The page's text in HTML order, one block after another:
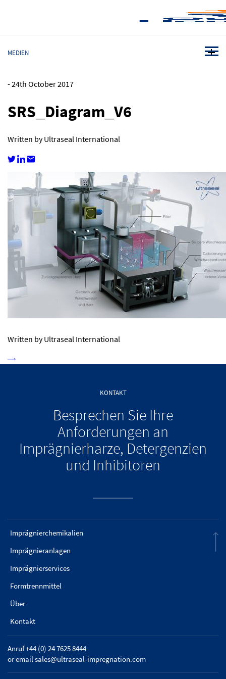
MEDIEN
-24th October 2017
SRS_Diagram_V6
Written by Ultraseal International
Written by Ultraseal International
KONTAKT
Besprechen Sie Ihre
Anforderungen an
Imprägnierharze, Detergenzien
und Inhibitoren
Imprägnierchemikalien
Imprägnieranlagen
Imprägnierservices
Formtrennmittel
Über
Kontakt
Anruf +44 (0) 24 7625 8444
or emailsales@ultraseal-impregnation.com